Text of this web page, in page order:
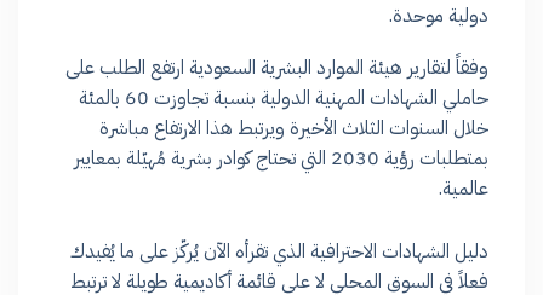
دولية موحدة.
وفقاً لتقارير هيئة الموارد البشرية السعودية ارتفع الطلب على
حاملي الشهادات المهنية الدولية بنسبة تجاوزت 60 بالمئة
خلال السنوات الثلاث الأخيرة ويرتبط هذا الارتفاع مباشرة
بمتطلبات رؤية 2030 التي تحتاج كوادر بشرية مُهيّلة بمعايير
عالمية.
دليل الشهادات الاحترافية الذي تقرأه الآن يُركّز على ما يُفيدك
فعلاً في السوق المحلي لا على قائمة أكاديمية طويلة لا ترتبط